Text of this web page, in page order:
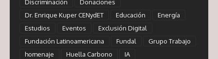
Discriminación
Donaciones
Dr. Enrique Kuper CENydET
Educación
Energía
Estudios
Eventos
Exclusión Digital
Fundación Latinoamericana
Fundal
Grupo Trabajo
homenaje
Huella Carbono IA